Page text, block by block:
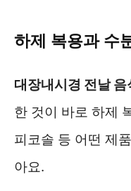
하제 복용과 수
대장내시경 전날
한 것이 바로 하제
피코솔 등 어떤 제
아요.